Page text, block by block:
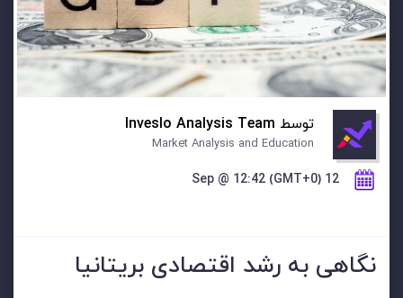
توسط Inveslo Analysis Team
Market Analysis and Education
12 Sep @ 12:42 (GMT+0)
نگاهی به رشد اقتصادی بریتانیا